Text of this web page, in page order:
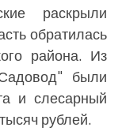
раскрыли
обратилась
района. Из
были
и слесарный
рублей.